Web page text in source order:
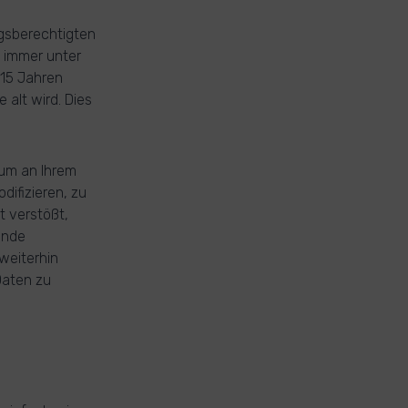
unter
Jahren
alt wird. Dies
an Ihrem
zu
verstößt,
zu